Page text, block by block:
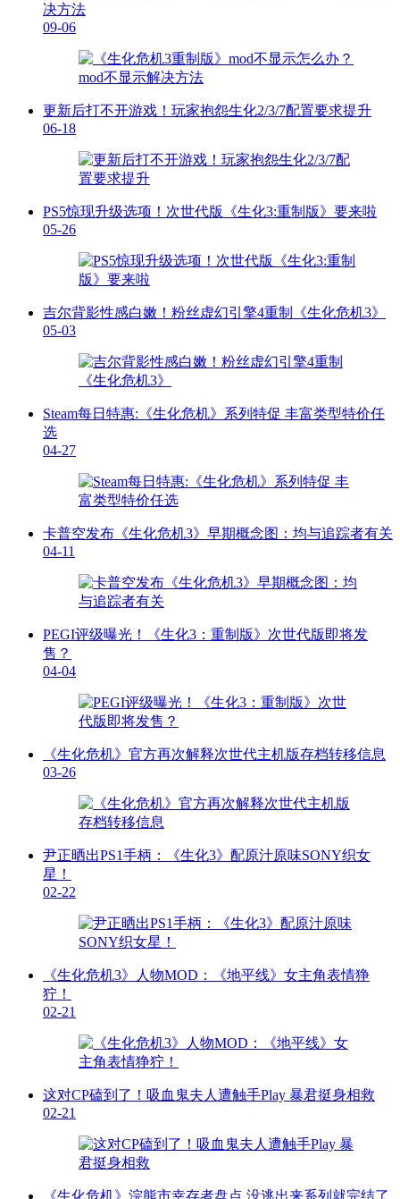
决方法
09-06
更新后打不开游戏！玩家抱怨生化2/3/7配置要求提升
06-18
PS5惊现升级选项！次世代版《生化3:重制版》要来啦
05-26
吉尔背影性感白嫩！粉丝虚幻引擎4重制《生化危机3》
05-03
Steam每日特惠:《生化危机》系列特促 丰富类型特价任
选
04-27
卡普空发布《生化危机3》早期概念图：均与追踪者有关
04-11
PEGI评级曝光！《生化3：重制版》次世代版即将发
售？
04-04
《生化危机》官方再次解释次世代主机版存档转移信息
03-26
尹正晒出PS1手柄：《生化3》配原汁原味SONY织女
星！
02-22
《生化危机3》人物MOD：《地平线》女主角表情狰
狞！
02-21
这对CP磕到了！吸血鬼夫人遭触手Play 暴君挺身相救
02-21
《生化危机》浣熊市幸存者盘点 没逃出来系列就完结了